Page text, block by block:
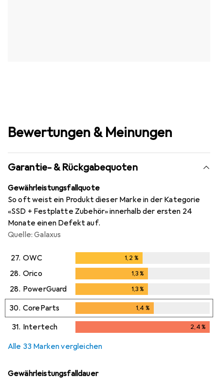
Bewertungen & Meinungen
Garantie- & Rückgabequoten
Gewährleistungsfallquote
So oft weist ein Produkt dieser Marke in der Kategorie
«SSD + Festplatte Zubehör» innerhalb der ersten 24
Monate einen Defekt auf.
Quelle: Galaxus
27. OWC 1,2 %
28. Orico 1,3%
28. PowerGuard 1,3%
30. CoreParts 1,4 %
31. Intertech 2,4%
Alle 33 Marken vergleichen
Gewährleistungsfalldauer